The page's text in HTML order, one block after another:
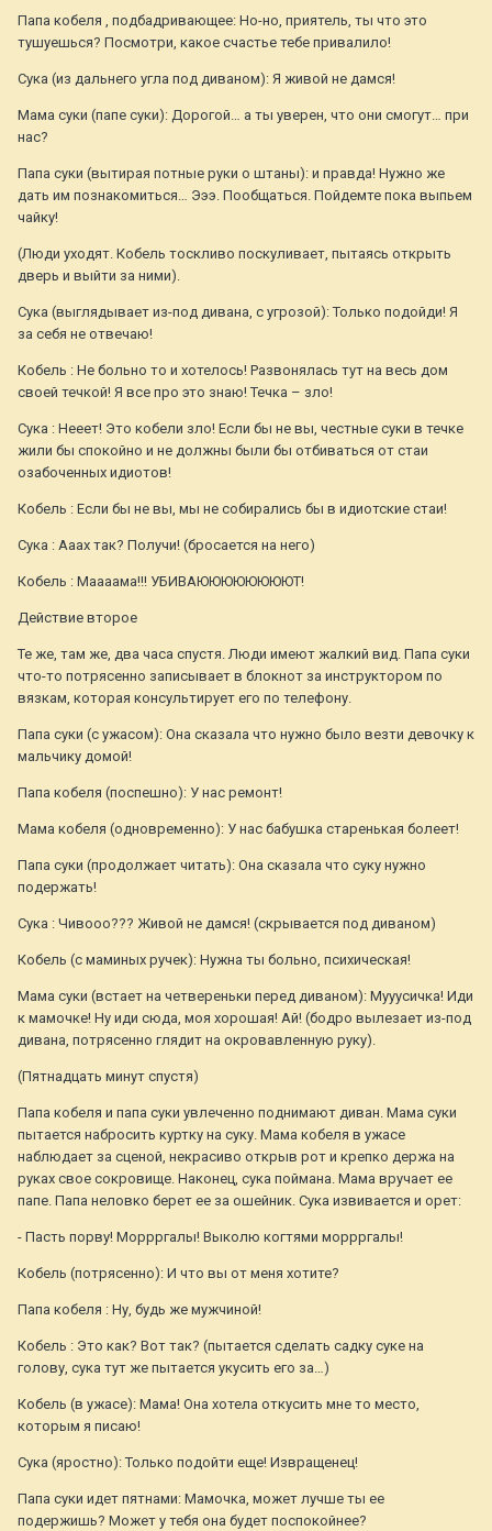
Папа кобеля , подбадривающее: Но-но, приятель, ты что это
тушуешься? Посмотри, какое счастье тебе привалило!
Сука (из дальнего угла под диваном): Я живой не дамся!
Мама суки (папе суки): Дорогой… а ты уверен, что они смогут… при
нас?
Папа суки (вытирая потные руки о штаны): и правда! Нужно же
дать им познакомиться… Эээ. Пообщаться. Пойдемте пока выпьем
чайку!
(Люди уходят. Кобель тоскливо поскуливает, пытаясь открыть
дверь и выйти за ними).
Сука (выглядывает из-под дивана, с угрозой): Только подойди! Я
за себя не отвечаю!
Кобель : Не больно то и хотелось! Развонялась тут на весь дом
своей течкой! Я все про это знаю! Течка – зло!
Сука : Нееет! Это кобели зло! Если бы не вы, честные суки в течке
жили бы спокойно и не должны были бы отбиваться от стаи
озабоченных идиотов!
Кобель : Если бы не вы, мы не собирались бы в идиотские стаи!
Сука : Ааах так? Получи! (бросается на него)
Кобель : Маааама!!! УБИВАЮЮЮЮЮЮЮЮТ!
Действие второе
Те же, там же, два часа спустя. Люди имеют жалкий вид. Папа суки
что-то потрясенно записывает в блокнот за инструктором по
вязкам, которая консультирует его по телефону.
Папа суки (с ужасом): Она сказала что нужно было везти девочку к
мальчику домой!
Папа кобеля (поспешно): У нас ремонт!
Мама кобеля (одновременно): У нас бабушка старенькая болеет!
Папа суки (продолжает читать): Она сказала что суку нужно
подержать!
Сука : Чивооо??? Живой не дамся! (скрывается под диваном)
Кобель (с маминых ручек): Нужна ты больно, психическая!
Мама суки (встает на четвереньки перед диваном): Мууусичка! Иди
к мамочке! Ну иди сюда, моя хорошая! Ай! (бодро вылезает из-под
дивана, потрясенно глядит на окровавленную руку).
(Пятнадцать минут спустя)
Папа кобеля и папа суки увлеченно поднимают диван. Мама суки
пытается набросить куртку на суку. Мама кобеля в ужасе
наблюдает за сценой, некрасиво открыв рот и крепко держа на
руках свое сокровище. Наконец, сука поймана. Мама вручает ее
папе. Папа неловко берет ее за ошейник. Сука извивается и орет:
- Пасть порву! Моррргалы! Выколю когтями моррргалы!
Кобель (потрясенно): И что вы от меня хотите?
Папа кобеля : Ну, будь же мужчиной!
Кобель : Это как? Вот так? (пытается сделать садку суке на
голову, сука тут же пытается укусить его за…)
Кобель (в ужасе): Мама! Она хотела откусить мне то место,
которым я писаю!
Сука (яростно): Только подойти еще! Извращенец!
Папа суки идет пятнами: Мамочка, может лучше ты ее
подержишь? Может у тебя она будет поспокойнее?